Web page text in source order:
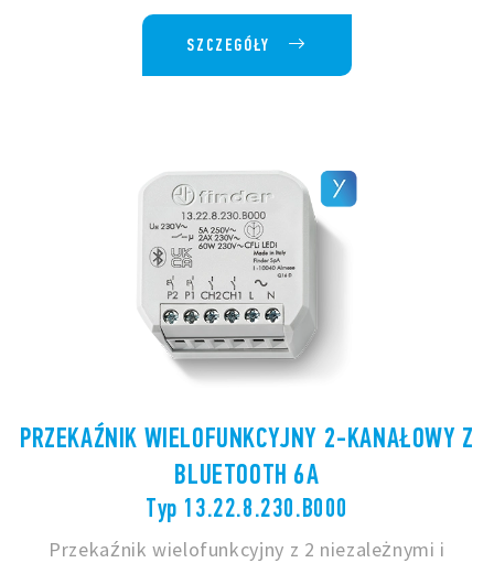
SZCZEGÓŁY
PRZEKAŹNIK WIELOFUNKCYJNY 2-KANAŁOWY Z
BLUETOOTH 6A
Typ 13.22.8.230.B000
Przekaźnik wielofunkcyjny z 2 niezależnymi i